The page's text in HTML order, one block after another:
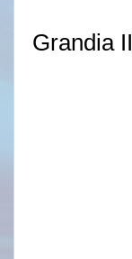
Grandia II